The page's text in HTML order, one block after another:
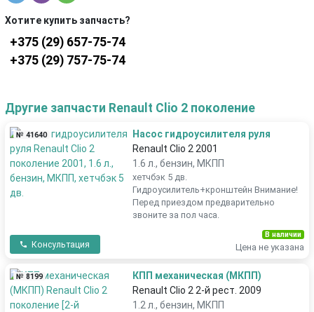
Хотите купить запчасть?
+375 (29) 657-75-74
+375 (29) 757-75-74
Другие запчасти Renault Clio 2 поколение
№ 41640
Насос гидроусилителя руля
Renault Clio 2 2001
1.6 л., бензин, МКПП
хетчбэк 5 дв.
Гидроусилитель+кронштейн Внимание!
Перед приездом предварительно
звоните за пол часа.
Консультация
В наличии
Цена не указана
№ 8199
КПП механическая (МКПП)
Renault Clio 2 2-й рест. 2009
1.2 л., бензин, МКПП